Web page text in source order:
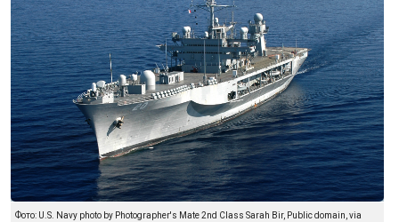
Фото: U.S. Navy photo by Photographer's Mate 2nd Class Sarah Bir, Public domain, via